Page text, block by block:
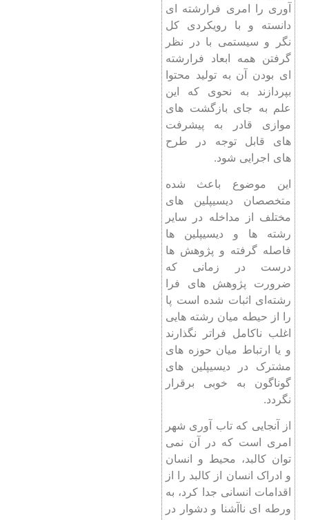
آوری را امری فرارشته ای
دانسته و با رویکردی کل
نگر و سیستمی با در نظر
گرفتن همه ابعاد فرارشته
ای بودن آن به تولید محتوا
بپردازند به نحوی که این
علم به جای بازگشت های
موازی قادر به پیشرفت
های قابل توجه در طرح
های اجرایی شود.
این موضوع باعث شده
متخصصان دیسیپلین های
مختلف از مداخله در سایر
رشته ها و دیسیپلین ها
فاصله گرفته و پژوهش ها
درست در زمانی که
ضرورت پژوهش های فرا
رشته‌ای اثبات شده است پا
را از حیطه میان رشته هایی
اغلب ناکامل فراتر نگذارند
و یا ارتباط میان حوزه های
مشترک در دیسیپلین های
گوناگون به خوبی برقرار
نگردد.
از آنجایی که تاب آوری شهر
امری است که در آن نمی
توان کالبد، محیط و انسان
و ادراک انسان از کالبد را از
اقدامات انسانی جدا کرد، به
ورطه ای ناآشنا و دشوار در